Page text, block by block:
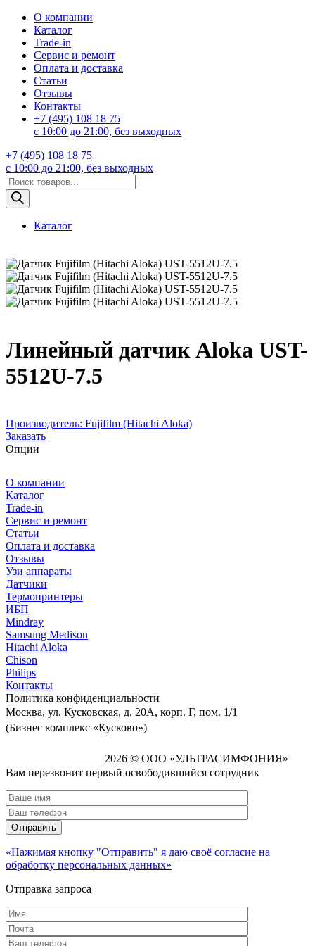
О компании
Каталог
Trade-in
Сервис и ремонт
Оплата и доставка
Статьи
Отзывы
Контакты
+7 (495) 108 18 75
с 10:00 до 21:00, без выходных
+7 (495) 108 18 75
с 10:00 до 21:00, без выходных
Поиск
товаров
Каталог
Линейный датчик Aloka UST-
5512U-7.5
Производитель: Fujifilm (Hitachi Aloka)
Заказать
Опции
О компании
Каталог
Trade-in
Сервис и ремонт
Статьи
Оплата и доставка
Отзывы
Узи аппараты
Датчики
Термопринтеры
ИБП
Mindray
Samsung Medison
Hitachi Aloka
Сhison
Philips
Контакты
Политика конфиденциальности
Москва, ул. Кусковская, д. 20А, корп. Г, пом. 1/1
(Бизнес комплекс «Кусково»)
2026 © ООО «УЛЬТРАСИМФОНИЯ»
Вам перезвонит первый освободившийся сотрудник
«Нажимая кнопку "Отправить" я даю своё согласие на
обработку персональных данных»
Отправка запроса